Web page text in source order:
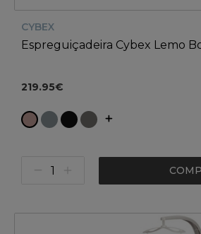
CYBEX
Espreguiçadeira Cybex Lemo
219.95€